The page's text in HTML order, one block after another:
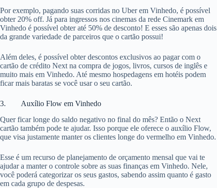
Por exemplo, pagando suas corridas no Uber em Vinhedo, é possível
obter 20% off. Já para ingressos nos cinemas da rede Cinemark em
Vinhedo é possível obter até 50% de desconto! E esses são apenas dois
da grande variedade de parceiros que o cartão possui!
Além deles, é possível obter descontos exclusivos ao pagar com o
cartão de crédito Next na compra de jogos, livros, cursos de inglês e
muito mais em Vinhedo. Até mesmo hospedagens em hotéis podem
ficar mais baratas se você usar o seu cartão.
3. Auxílio Flow em Vinhedo
Quer ficar longe do saldo negativo no final do mês? Então o Next
cartão também pode te ajudar. Isso porque ele oferece o auxílio Flow,
que visa justamente manter os clientes longe do vermelho em Vinhedo.
Esse é um recurso de planejamento de orçamento mensal que vai te
ajudar a manter o controle sobre as suas finanças em Vinhedo. Nele,
você poderá categorizar os seus gastos, sabendo assim quanto é gasto
em cada grupo de despesas.